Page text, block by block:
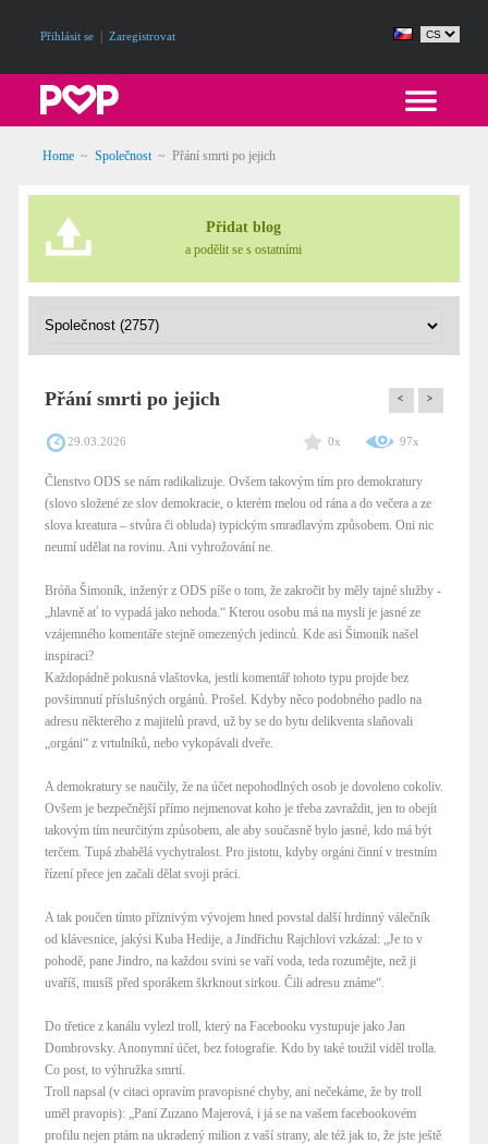
Přihlásit se Zaregistrovat
Home ~ Společnost~ Přání smrti po jejich
Přidat blog
a podělit se s ostatními
Přání smrti po jejich < >
29.03.2026 0x 97x
Členstvo ODS se nám radikalizuje. Ovšem takovým tím pro demokratury
(slovo složené ze slov demokracie, o kterém melou od rána a do večera a ze
slova kreatura – stvůra či obluda) typickým smradlavým způsobem. Oni nic
neumí udělat na rovinu. Ani vyhrožování ne.
Bróňa Šimoník, inženýr z ODS píše o tom, že zakročit by měly tajné služby -
„hlavně ať to vypadá jako nehoda.“ Kterou osobu má na mysli je jasné ze
vzájemného komentáře stejně omezených jedinců. Kde asi Šimoník našel
inspiraci?
Každopádně pokusná vlaštovka, jestli komentář tohoto typu projde bez
povšimnutí příslušných orgánů. Prošel. Kdyby něco podobného padlo na
adresu některého z majitelů pravd, už by se do bytu delikventa slaňovali
„orgáni“ z vrtulníků, nebo vykopávali dveře.
A demokratury se naučily, že na účet nepohodlných osob je dovoleno cokoliv.
Ovšem je bezpečnější přímo nejmenovat koho je třeba zavraždit, jen to obejít
takovým tím neurčitým způsobem, ale aby současně bylo jasné, kdo má být
terčem. Tupá zbabělá vychytralost. Pro jistotu, kdyby orgáni činní v trestním
řízení přece jen začali dělat svoji práci.
A tak poučen tímto příznivým vývojem hned povstal další hrdinný válečník
od klávesnice, jakýsi Kuba Hedije, a Jindřichu Rajchlovi vzkázal: „Je to v
pohodě, pane Jindro, na každou svini se vaří voda, teda rozumějte, než ji
uvaříš, musíš před sporákem škrknout sirkou. Čili adresu známe“.
Do třetice z kanálu vylezl troll, který na Facebooku vystupuje jako Jan
Dombrovsky. Anonymní účet, bez fotografie. Kdo by také toužil viděl trolla.
Co post, to výhružka smrtí.
Troll napsal (v citaci opravím pravopisné chyby, ani nečekáme, že by troll
uměl pravopis): „Paní Zuzano Majerová, i já se na vašem facebookovém
profilu nejen ptám na ukradený milion z vaší strany, ale též jak to, že jste ještě